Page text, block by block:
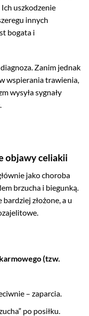
uszkodzenie
innych
bogata i
Zanim jednak
wspierania trawienia,
wysyła sygnały
objawy celiakii
jako choroba
brzucha i biegunką.
złożone, a u
(tzw.
– zaparcia.
po posiłku.